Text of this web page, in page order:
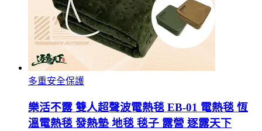
多重安全保護
樂活不露 雙人超聲波電熱毯 EB-01 電熱毯 恆
溫電熱毯 發熱墊 地毯 毯子 露營 逐露天下